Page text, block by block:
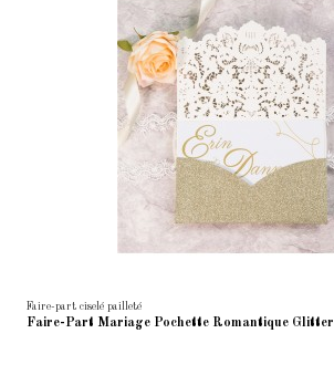
Faire-part ciselé pailleté
Faire-Part Mariage Pochette Romantique Glitter